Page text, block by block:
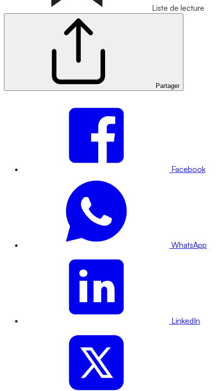
Liste de lecture
Partager
Facebook
WhatsApp
LinkedIn